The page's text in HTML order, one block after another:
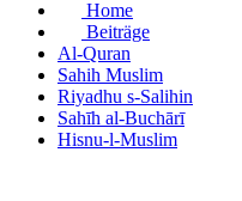
Home
Beiträge
Al-Quran
Sahih Muslim
Riyadhu s-Salihin
Sahīh al-Buchārī
Hisnu-l-Muslim